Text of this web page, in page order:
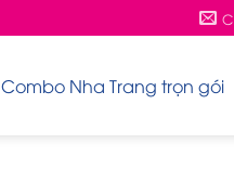
Combo Nha Trang trọn gói